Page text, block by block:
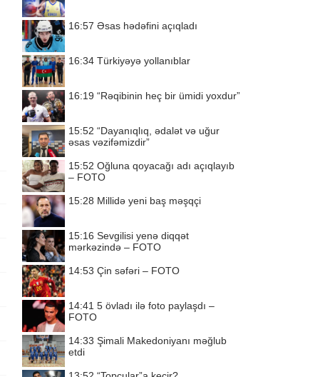
16:57 Əsas hədəfini açıqladı
16:34 Türkiyəyə yollanıblar
16:19 “Rəqibinin heç bir ümidi yoxdur”
15:52 “Dayanıqlıq, ədalət və uğur
əsas vəzifəmizdir”
15:52 Oğluna qoyacağı adı açıqlayıb
– FOTO
15:28 Millidə yeni baş məşqçi
15:16 Sevgilisi yenə diqqət
mərkəzində – FOTO
14:53 Çin səfəri – FOTO
14:41 5 övladı ilə foto paylaşdı –
FOTO
14:33 Şimali Makedoniyanı məğlub
etdi